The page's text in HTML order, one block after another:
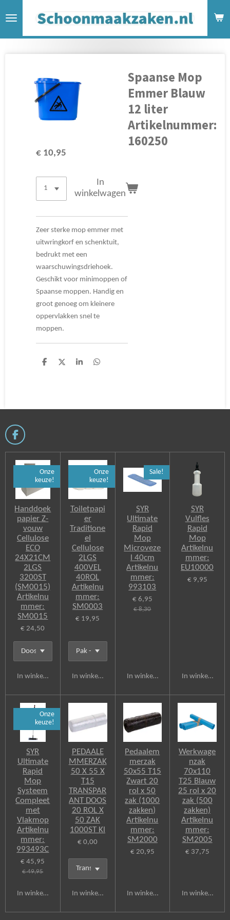
direct
Spaanse Mop
Emmer Blauw
12 liter
Artikelnummer:
160250
€ 10,95
In
winkelwagen
Zeer sterke mop emmer met
uitwringkorf en schenktuit,
bedrukt met een
waarschuwingsdriehoek.
Geschikt voor minimoppen of
Spaanse moppen. Handig en
groot genoeg om kleinere
oppervlakken snel te
moppen.
D
D
S
D
F
e
Onze
keuze!
Handdoek
papier Z-
vouw
Cellulose
ECO
24X21CM
2LGS
3200ST
(SM0015)
Artikelnu
mmer:
SM0015
€ 24,50
In winkelwagen
Onze
keuze!
Toiletpapi
er
Traditione
el
Cellulose
2LGS
400VEL
40ROL
Artikelnu
mmer:
SM0003
€ 19,95
In winkelwagen
Sale!
SYR
Ultimate
Rapid
Mop
Microveze
l 40cm
Artikelnu
mmer:
993103
€ 6,95
€ 8,30
In winkelwagen
SYR
Vulfles
Rapid
Mop
Artikelnu
mmer:
EU10000
€ 9,95
In winkelwagen
Onze
keuze!
SYR
Ultimate
Rapid
Mop
Systeem
Compleet
met
Vlakmop
Artikelnu
mmer:
993493C
€ 45,95
€ 49,95
In winkelwagen
PEDAALE
MMERZAK
50 X 55 X
T15
TRANSPAR
ANT DOOS
20 ROL X
50 ZAK
1000ST Kl
€ 0,00
In winkelwagen
Pedaalem
merzak
50x55 T15
Zwart 20
rol x 50
zak (1000
zakken)
Artikelnu
mmer:
SM2000
€ 20,95
In winkelwagen
Werkwage
nzak
70x110
T25 Blauw
25 rol x 20
zak (500
zakken)
Artikelnu
mmer:
SM2005
€ 37,75
In winkelwagen